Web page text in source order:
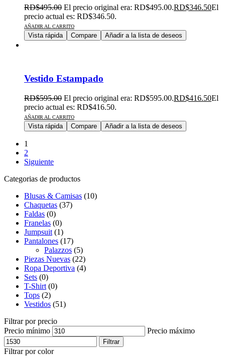
RD$495.00 El precio original era: RD$495.00.RD$346.50El
precio actual es: RD$346.50.
AÑADIR AL CARRITO
Vista rápida Compare Añadir a la lista de deseos
Vestido Estampado
RD$595.00 El precio original era: RD$595.00.RD$416.50El
precio actual es: RD$416.50.
AÑADIR AL CARRITO
Vista rápida Compare Añadir a la lista de deseos
1
2
Siguiente
Categorias de productos
Blusas & Camisas (10)
Chaquetas (37)
Faldas (0)
Franelas (0)
Jumpsuit (1)
Pantalones (17)
Palazzos (5)
Piezas Nuevas (22)
Ropa Deportiva (4)
Sets (0)
T-Shirt (0)
Tops (2)
Vestidos (51)
Filtrar por precio
Precio mínimo
Precio máximo
Filtrar
Filtrar por color